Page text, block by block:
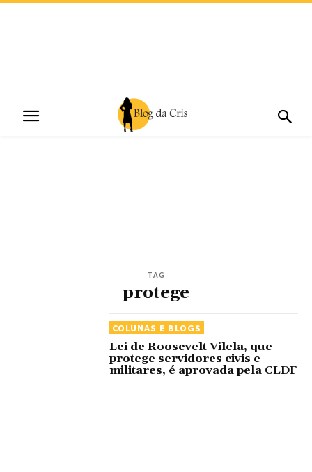
TAG
protege
COLUNAS E BLOGS
Lei de Roosevelt Vilela, que
protege servidores civis e
militares, é aprovada pela CLDF